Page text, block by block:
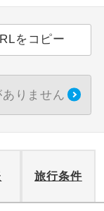
をコピー
りません
旅行条件